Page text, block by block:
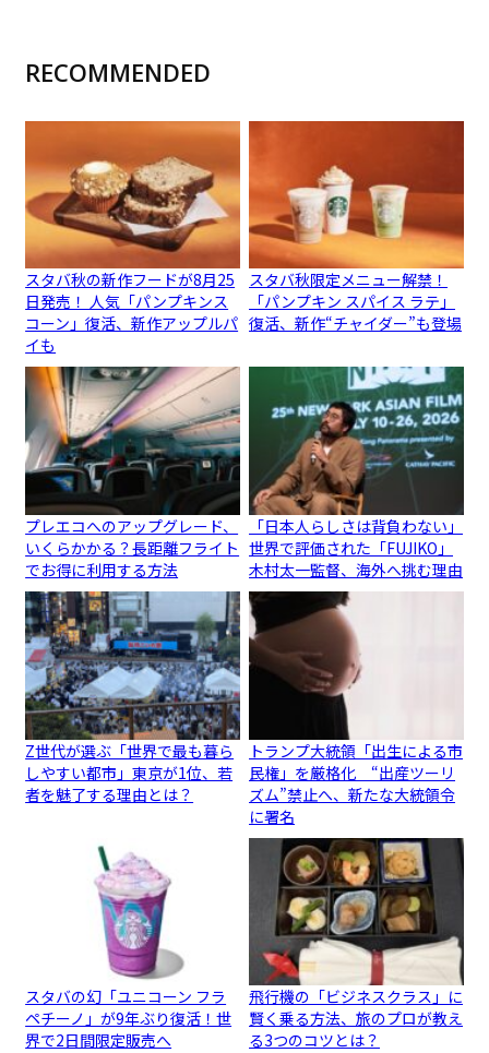
RECOMMENDED
スタバ秋の新作フードが8月25
日発売！ 人気「パンプキンス
コーン」復活、新作アップルパ
イも
スタバ秋限定メニュー解禁！
「パンプキン スパイス ラテ」
復活、新作“チャイダー”も登場
プレエコへのアップグレード、
いくらかかる？長距離フライト
でお得に利用する方法
「日本人らしさは背負わない」
世界で評価された「FUJIKO」
木村太一監督、海外へ挑む理由
Z世代が選ぶ「世界で最も暮ら
しやすい都市」東京が1位、若
者を魅了する理由とは？
トランプ大統領「出生による市
民権」を厳格化 “出産ツーリ
ズム”禁止へ、新たな大統領令
に署名
スタバの幻「ユニコーン フラ
ペチーノ」が9年ぶり復活！世
界で2日間限定販売へ
飛行機の「ビジネスクラス」に
賢く乗る方法、旅のプロが教え
る3つのコツとは？